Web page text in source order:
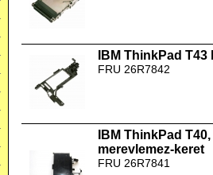
IBM ThinkPad
FRU 26R7842
IBM ThinkPad
merevlemez-keret
FRU 26R7841